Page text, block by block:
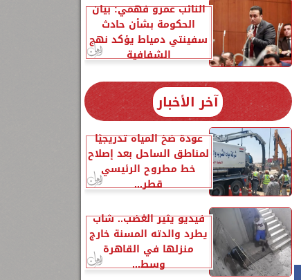
النائب عمرو فهمي: بيان
الحكومة بشأن حادث
سفينتي دمياط يؤكد نهج
الشفافية
آخر الأخبار
عودة ضخ المياه تدريجيًا
لمناطق الساحل بعد إصلاح
خط مطروح الرئيسي
قطر...
فيديو يثير الغضب.. شاب
يطرد والدته المسنة خارج
منزلها في القاهرة
وسط...